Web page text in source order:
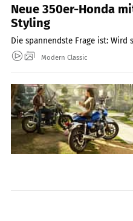
Neue 350er-Honda
Styling
Die spannendste Frage ist: Wird
Modern Classic